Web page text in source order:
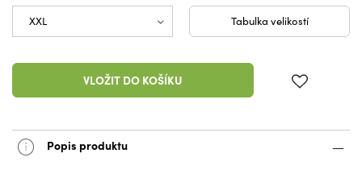
Tabulka velikostí
VLOŽIT DO KOŠÍKU
Popis produktu